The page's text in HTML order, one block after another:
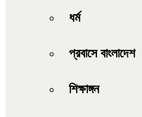
ধর্ম
প্রবাসে বাংলাদেশ
শিক্ষাঙ্গন